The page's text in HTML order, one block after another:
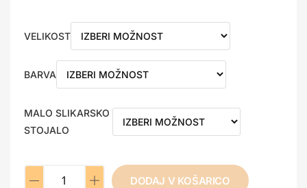
VELIKOST
BARVA
MALO SLIKARSKO
STOJALO
DODAJ V KOŠARICO
A
l
e